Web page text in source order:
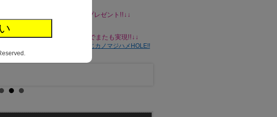
インアクリルキーホルダーをプレゼント!!↓↓
PROJECTさんの粋な計らいでまたも実現!!↓↓